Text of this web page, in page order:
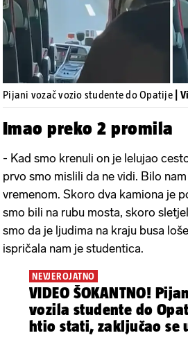
Pijani vozač vozio studente do Opatije |
Imao preko 2 promila
- Kad smo krenuli on je lelujao
prvo smo mislili da ne vidi. Bilo
vremenom. Skoro dva kamiona je
smo bili na rubu mosta, skoro
smo da je ljudima na kraju busa
ispričala nam je studentica.
NEVJEROJATNO
VIDEO ŠOKANTNO!
vozila studente do
htio stati, zaključao se